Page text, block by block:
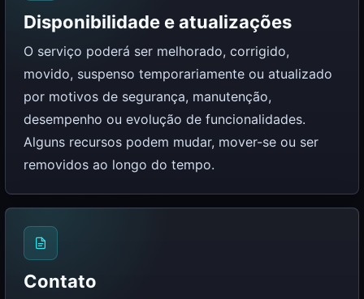
Disponibilidade e atualizações
O serviço poderá ser melhorado, corrigido,
movido, suspenso temporariamente ou atualizado
por motivos de segurança, manutenção,
desempenho ou evolução de funcionalidades.
Alguns recursos podem mudar, mover-se ou ser
removidos ao longo do tempo.
Contato